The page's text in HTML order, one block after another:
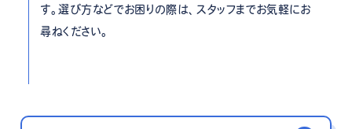
す。選び方などでお困りの際は、スタッフまでお気軽にお
尋ねください。